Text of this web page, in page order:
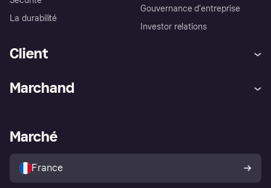
La durabilité
Gouvernance d’entreprise
Investor relations
Client
Explorez les magasins
Politique de protection de
l’acheteur Klarna
Marchand
Portail Marchand
Marché
France